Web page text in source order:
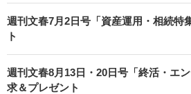
週刊文春7月2日号「資産運用・相続特
ト
週刊文春8月13日・20日号「終活・エ
求＆プレゼント